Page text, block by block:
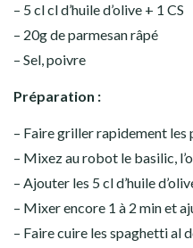
– 5 cl cl d’huile d’olive + 1 CS
– 20g de parmesan râpé
– Sel, poivre
Préparation :
– Faire griller rapidement les
– Mixez au robot le basilic,
– Ajouter les 5 cl d’huile
– Mixer encore 1 à 2 min et
– Faire cuire les spaghetti al